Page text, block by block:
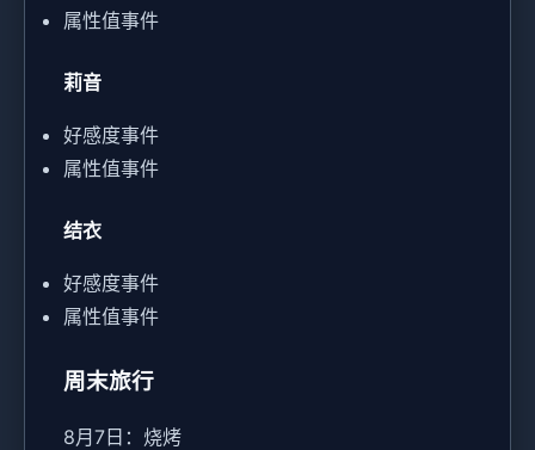
属性值事件
莉音
好感度事件
属性值事件
结衣
好感度事件
属性值事件
周末旅行
8月7日：烧烤